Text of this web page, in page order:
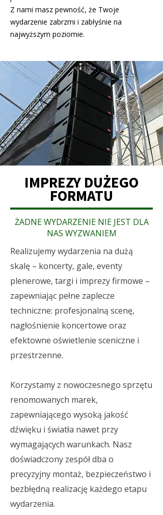
Z nami masz pewność, że Twoje
wydarzenie zabrzmi i zabłyśnie na
najwyższym poziomie.
IMPREZY DUŻEGO
FORMATU
ŻADNE WYDARZENIE NIE JEST DLA
NAS WYZWANIEM
Realizujemy wydarzenia na dużą
skalę – koncerty, gale, eventy
plenerowe, targi i imprezy firmowe –
zapewniając pełne zaplecze
techniczne: profesjonalną scenę,
nagłośnienie koncertowe oraz
efektowne oświetlenie sceniczne i
przestrzenne.
Korzystamy z nowoczesnego sprzętu
renomowanych marek,
zapewniającego wysoką jakość
dźwięku i światła nawet przy
wymagających warunkach. Nasz
doświadczony zespół dba o
precyzyjny montaż, bezpieczeństwo i
bezbłędną realizację każdego etapu
wydarzenia.